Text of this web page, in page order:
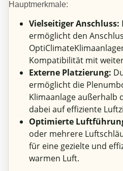
Hauptmerkmale:
Vielseitiger Anschluss:
ermöglicht den
Kompatibilität mit
Externe Platzierung:
ermöglicht die
Klimaanlage außerhalb
dabei auf effiziente
Optimierte
oder mehrere
für eine gezielte und
warmen Luft.